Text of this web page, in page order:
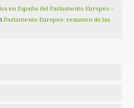
en España del Parlamento Europeo –
Parlamento Europeo: resumen de las